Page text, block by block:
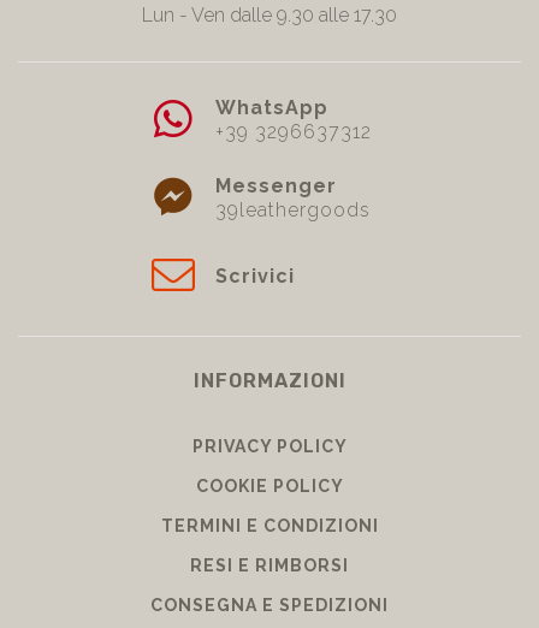
Lun - Ven dalle 9.30 alle 17.30
WhatsApp
+39 3296637312
Messenger
39leathergoods
Scrivici
INFORMAZIONI
PRIVACY POLICY
COOKIE POLICY
TERMINI E CONDIZIONI
RESI E RIMBORSI
CONSEGNA E SPEDIZIONI